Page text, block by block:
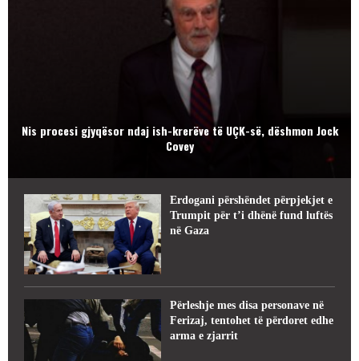
Nis procesi gjyqësor ndaj ish-krerëve të UÇK-së, dëshmon Jock
Covey
Erdogani përshëndet përpjekjet e
Trumpit për t’i dhënë fund luftës
në Gaza
Përleshje mes disa personave në
Ferizaj, tentohet të përdoret edhe
arma e zjarrit